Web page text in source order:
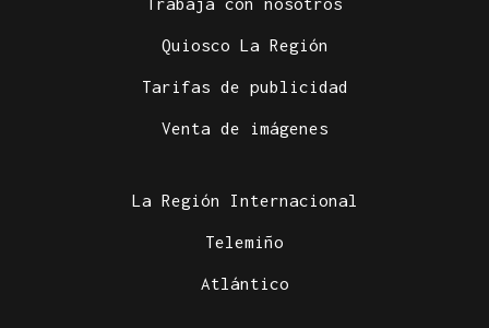
Quiosco La Región
Tarifas de publicidad
Venta de imágenes
La Región Internacional
Telemiño
Atlántico